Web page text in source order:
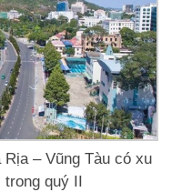
– Vũng Tàu có xu
quý II